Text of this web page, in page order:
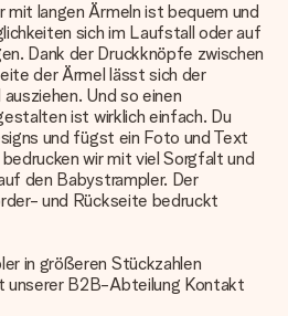
mit langen Ärmeln ist bequem und
sich im Laufstall oder auf
Dank der Druckknöpfe zwischen
der Ärmel lässt sich der
Und so einen
ist wirklich einfach. Du
und fügst ein Foto und Text
bedrucken wir mit viel Sorgfalt und
den Babystrampler. Der
und Rückseite bedruckt
in größeren Stückzahlen
unserer B2B-Abteilung Kontakt